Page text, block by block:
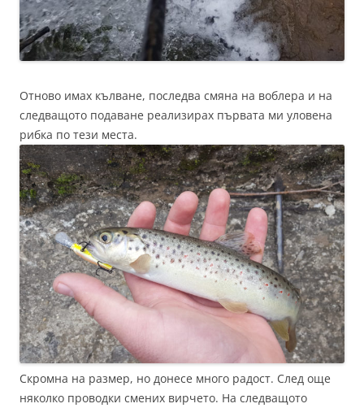
Отново имах кълване, последва смяна на воблера и на
следващото подаване реализирах първата ми уловена
рибка по тези места.
Скромна на размер, но донесе много радост. След още
няколко проводки смених вирчето. На следващото